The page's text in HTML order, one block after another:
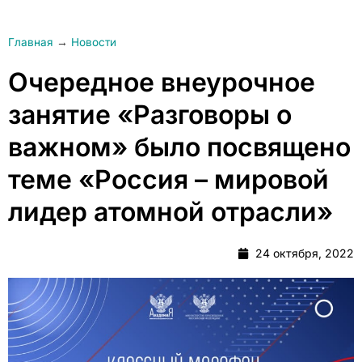
Главная → Новости
Очередное внеурочное
занятие «Разговоры о
важном» было посвящено
теме «Россия – мировой
лидер атомной отрасли»
24 октября, 2022